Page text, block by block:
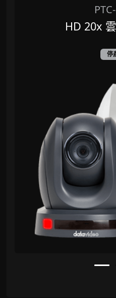
HD 20x
停